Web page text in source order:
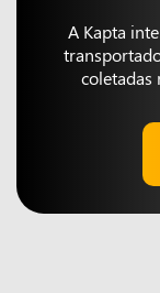
A Kapta
coletadas